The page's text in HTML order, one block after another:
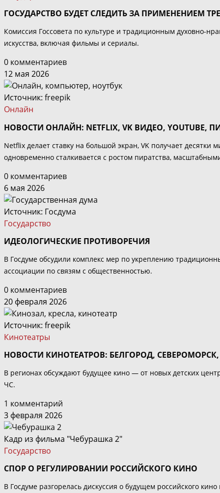
ГОСУДАРСТВО БУДЕТ СЛЕДИТЬ ЗА ПРИМЕНЕНИЕМ
Комиссия Госсовета по культуре и традиционным духовно-
искусства, включая фильмы и сериалы.
0 комментариев
12 мая 2026
Источник: freepik
Онлайн
НОВОСТИ ОНЛАЙН: NETFLIX, VK ВИДЕО,
Netflix делает ставку на большой экран, VK получает
одновременно сталкивается с ростом пиратства,
0 комментариев
6 мая 2026
Источник: Госдума
Государство
ИДЕОЛОГИЧЕСКИЕ ПРОТИВОРЕЧИЯ
В Госдуме обсудили комплекс мер по укреплению
ассоциации по связям с общественностью.
0 комментариев
20 февраля 2026
Источник: freepik
Кинотеатры
НОВОСТИ КИНОТЕАТРОВ: БЕЛГОРОД,
В регионах обсуждают будущее кино — от новых детских
ЧС.
1 комментарий
3 февраля 2026
Кадр из фильма "Чебурашка 2"
Государство
СПОР О РЕГУЛИРОВАНИИ РОССИЙСКОГО КИНО
В Госдуме разгорелась дискуссия о будущем российского